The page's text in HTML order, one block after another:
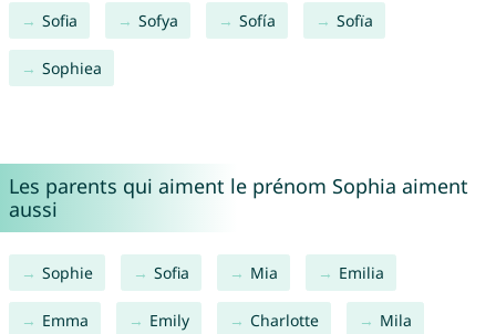
Sofia Sofya Sofía Sofïa
Sophiea
Les parents qui aiment le prénom Sophia aiment
aussi
Sophie Sofia Mia Emilia
Emma Emily Charlotte Mila